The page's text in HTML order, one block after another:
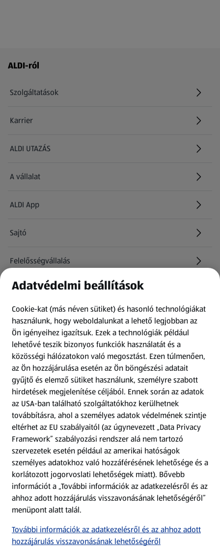
Láblécmenü - további linkek
ALDI-ról
Szolgáltatások
Karrier
(új oldalon nyílik meg)
ALDI UTAZÁS
(új oldalon nyílik meg)
A vállalat
ALDI App
Sajtó
Felelősségvállalás
Információk
Kérdőív
Fizetési lehetőségek
ALDI utalványok
Árcsökkentés
Adattörlő alkalmazás
Szervizpont
(új oldalon nyílik meg)
Fedezz fel minket az interneten!
Töltsd le az ALDI Magyarország applikációt!
Adatvédelmi beállítások
Cookie-kat (más néven sütiket) és hasonló technológiákat
használunk, hogy weboldalunkat a lehető legjobban az
Ön igényeihez igazítsuk. Ezek a technológiák például
lehetővé teszik bizonyos funkciók használatát és a
közösségi hálózatokon való megosztást. Ezen túlmenően,
az Ön hozzájárulása esetén az Ön böngészési adatait
gyűjtő és elemző sütiket használunk, személyre szabott
hirdetések megjelenítése céljából. Ennek során az adatok
az USA-ban található szolgáltatókhoz kerülhetnek
továbbításra, ahol a személyes adatok védelmének szintje
eltérhet az EU szabályaitól (az úgynevezett „Data Privacy
Framework” szabályozási rendszer alá nem tartozó
szervezetek esetén például az amerikai hatóságok
személyes adatokhoz való hozzáférésének lehetősége és a
korlátozott jogorvoslati lehetőségek miatt). Bővebb
információt a „További információk az adatkezelésről és az
ahhoz adott hozzájárulás visszavonásának lehetőségéről”
menüpont alatt talál.
További információk az adatkezelésről és az ahhoz adott
hozzájárulás visszavonásának lehetőségéről